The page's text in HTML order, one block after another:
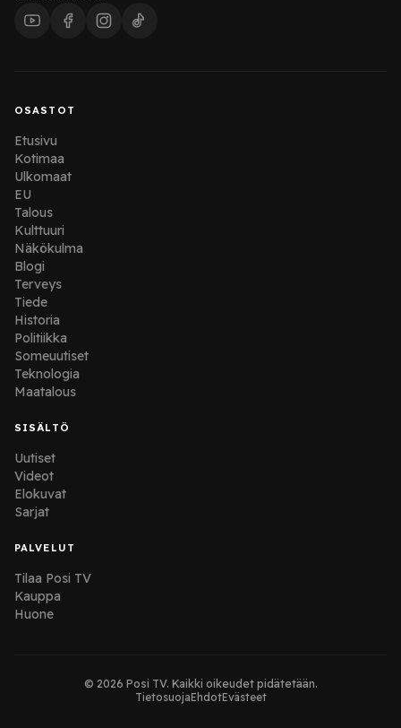
OSASTOT
Etusivu
Kotimaa
Ulkomaat
EU
Talous
Kulttuuri
Näkökulma
Blogi
Terveys
Tiede
Historia
Politiikka
Someuutiset
Teknologia
Maatalous
SISÄLTÖ
Uutiset
Videot
Elokuvat
Sarjat
PALVELUT
Tilaa Posi TV
Kauppa
Huone
© 2026 Posi TV. Kaikki oikeudet pidätetään.
TietosuojaEhdotEvästeet